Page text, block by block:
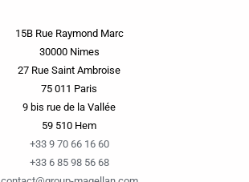
15B Rue Raymond Marc
30000 Nimes
27 Rue Saint Ambroise
75 011 Paris
9 bis rue de la Vallée
59 510 Hem
+33 9 70 66 16 60
+33 6 85 98 56 68